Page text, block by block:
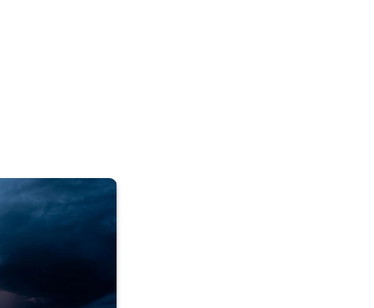
Prehľadná infografika. . .